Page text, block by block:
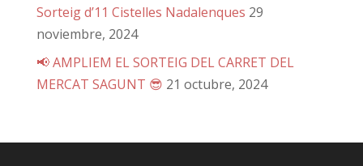
Sorteig d’11 Cistelles Nadalenques 29
noviembre, 2024
📢 AMPLIEM EL SORTEIG DEL CARRET DEL
MERCAT SAGUNT 😎 21 octubre, 2024